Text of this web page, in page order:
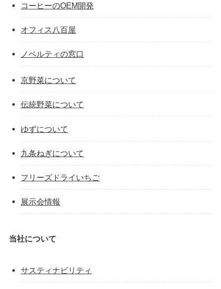
コーヒーのOEM開発
オフィス八百屋
ノベルティの窓口
京野菜について
伝統野菜について
ゆずについて
九条ねぎについて
フリーズドライいちご
展示会情報
当社について
サスティナビリティ